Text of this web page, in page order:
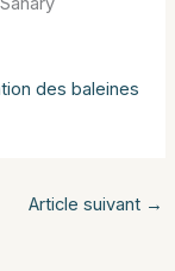
des baleines
Article suivant →